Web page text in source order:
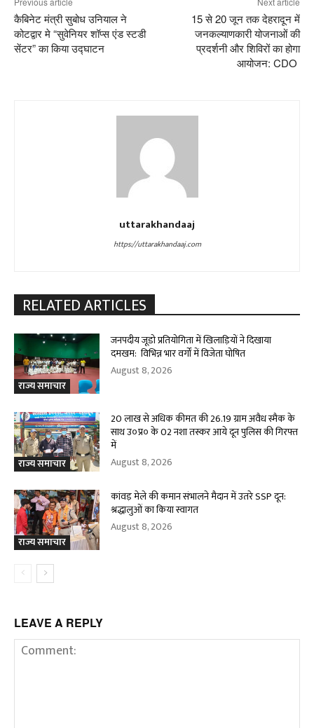
कैबिनेट मंत्री सुबोध उनियाल ने
कोटद्वार मे “सुवेनियर शॉप्स एंड स्टडी
सेंटर” का किया उद्घाटन
15 से 20 जून तक देहरादून में
जनकल्याणकारी योजनाओं की
प्रदर्शनी और शिविरों का होगा
आयोजन: CDO
uttarakhandaaj
https://uttarakhandaaj.com
RELATED ARTICLES
राज्य समाचार
जनपदीय जूडो प्रतियोगिता में खिलाड़ियों ने दिखाया
दमखम: विभिन्न भार वर्गों में विजेता घोषित
August 8, 2026
राज्य समाचार
20 लाख से अधिक कीमत की 26.19 ग्राम अवैध स्मैक के
साथ उ०प्र० के 02 नशा तस्कर आये दून पुलिस की गिरफ्त
में
August 8, 2026
राज्य समाचार
कांवड़ मेले की कमान संभालने मैदान में उतरे SSP दून:
श्रद्धालुओं का किया स्वागत
August 8, 2026
LEAVE A REPLY